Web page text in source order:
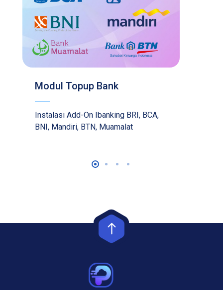
Modul Topup Bank
Instalasi Add-On Ibanking BRI, BCA,
BNI, Mandiri, BTN, Muamalat
1 2 3 4